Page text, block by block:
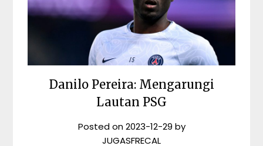
Danilo Pereira: Mengarungi
Lautan PSG
Posted on2023-12-29 by
JUGASFRECAL